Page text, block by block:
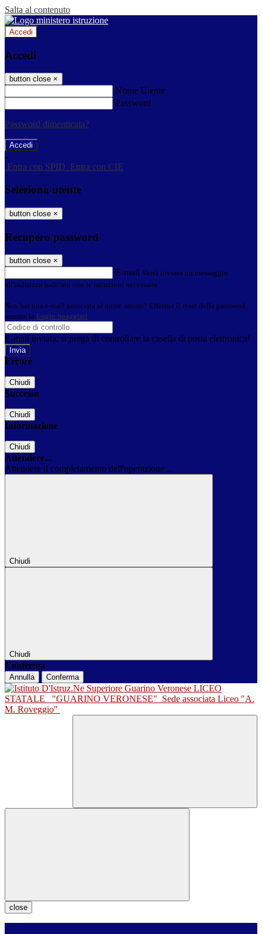
Salta al contenuto
Accedi
Accedi
button close ×
Nome Utente
Password
Password dimenticata?
-
Entra con SPID Entra con CIE
Seleziona utente
button close ×
Recupero password
button close ×
E-mail Verrà inviato un messaggio
all'indirizzo indicato con le istruzioni necessarie.
Non hai una e-mail associata al nome utente? Effettua il reset della password
tramite la Login Spaggiari
E-mail inviata, si prega di controllare la casella di posta elettronica!
Errore
Chiudi
Successo
Chiudi
Informazione
Chiudi
Attendere...
Attendere il completamento dell'operazione...
Chiudi
Chiudi
Conferma
Annulla Conferma
LICEO
STATALE
"GUARINO VERONESE" Sede associata Liceo "A.
M. Roveggio"
close